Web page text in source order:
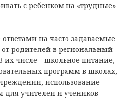
с ребенком на «трудные»
на часто задаваемые
родителей в региональный
их числе - школьное питание,
программ в школах,
использование
для учителей и учеников